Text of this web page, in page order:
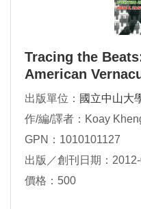
Tracing the
American
Music
出版單位： 國立中山大
作/編/譯者：Koay
GPN：1010101127
出版／創刊日期：
價格：500